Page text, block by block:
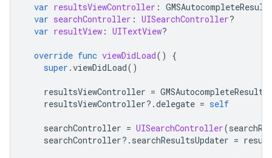
var resultsViewController :
var searchController : UISearchController?
var resultView : UITextView?
override func viewDidLoad()
{
super .viewDidLoad()
resultsViewController =
resultsViewController?.delegate = self
searchController = UISearchController(
searchController?. searchResultsUpdater =